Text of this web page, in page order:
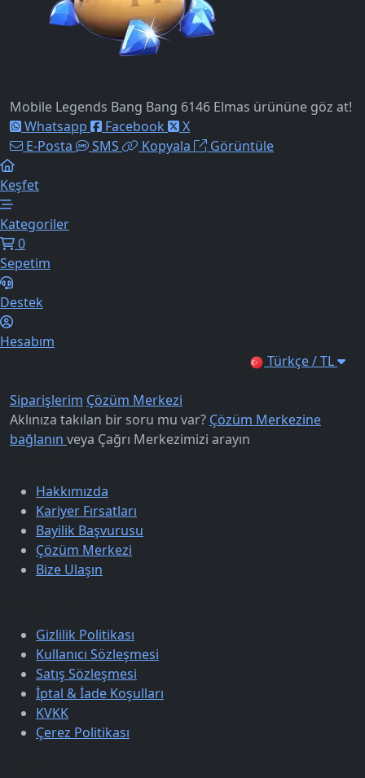
Mobile Legends Bang Bang 6146 Elmas ürününe göz at!
Whatsapp
Facebook
X
E-Posta
SMS Kopyala Görüntüle
Keşfet
Kategoriler
0
Sepetim
Destek
Hesabım
Türkçe / TL
Siparişlerim Çözüm Merkezi
Aklınıza takılan bir soru mu var? Çözüm Merkezine
bağlanın veya Çağrı Merkezimizi arayın
Hakkımızda
Kariyer Fırsatları
Bayilik Başvurusu
Çözüm Merkezi
Bize Ulaşın
Gizlilik Politikası
Kullanıcı Sözleşmesi
Satış Sözleşmesi
İptal & İade Koşulları
KVKK
Çerez Politikası